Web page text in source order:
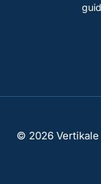
© 2026